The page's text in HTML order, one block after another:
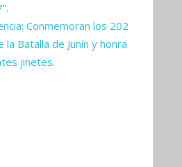
Conmemoran los 202
la Batalla de Junín y honra
jinetes.